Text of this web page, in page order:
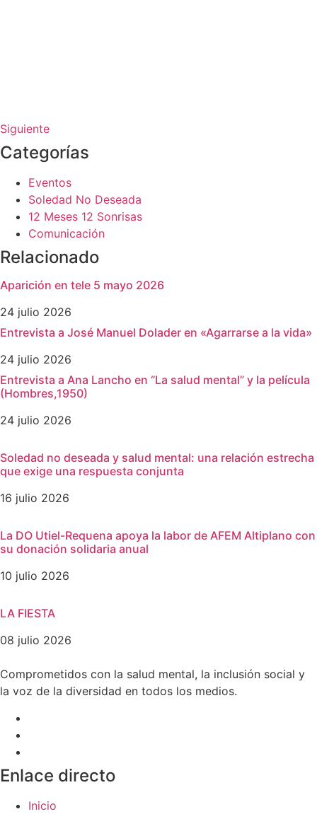
Siguiente
Categorías
Eventos
Soledad No Deseada
12 Meses 12 Sonrisas
Comunicación
Relacionado
Aparición en tele 5 mayo 2026
24 julio 2026
Entrevista a José Manuel Dolader en «Agarrarse a la vida»
24 julio 2026
Entrevista a Ana Lancho en “La salud mental” y la película
(Hombres,1950)
24 julio 2026
Soledad no deseada y salud mental: una relación estrecha
que exige una respuesta conjunta
16 julio 2026
La DO Utiel-Requena apoya la labor de AFEM Altiplano con
su donación solidaria anual
10 julio 2026
LA FIESTA
08 julio 2026
Comprometidos con la salud mental, la inclusión social y
la voz de la diversidad en todos los medios.
Enlace directo
Inicio